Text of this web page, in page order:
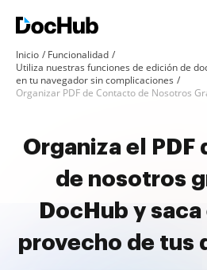
Inicio
Funcionalidad
Utiliza nuestras funciones de edición de
en tu navegador sin complicaciones
Organizar PDF de Contacto de Nosotros
Organiza el
de nosotros
DocHub y
provecho de tus